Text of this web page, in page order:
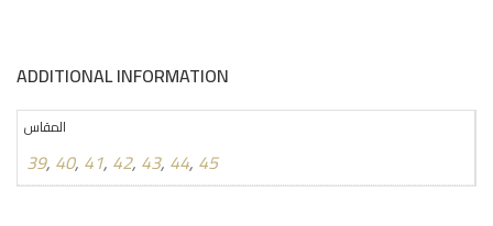
ADDITIONAL INFORMATION
المقاس
39, 40, 41, 42, 43, 44, 45